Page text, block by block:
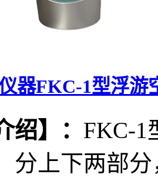
器FKC-1型浮游
绍】： FKC-1
分上下两部分